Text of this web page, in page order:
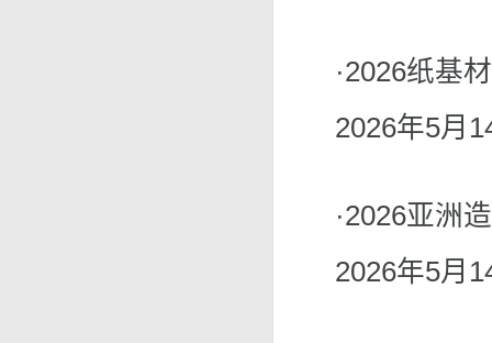
·2026纸基
2026年5月
·2026亚洲
2026年5月